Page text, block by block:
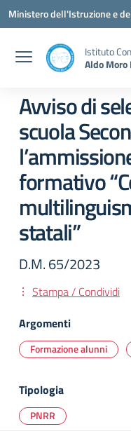
Vai ai contenuti
Vai al menu di navigazione
Vai al footer
Ministero dell'Istruzione e
Istituto
Aldo Moro
Avviso di
scuola
formativo
statali”
D.M. 65/2023
Stampa / Condividi
Argomenti
Formazione alunni
Tipologia
PNRR